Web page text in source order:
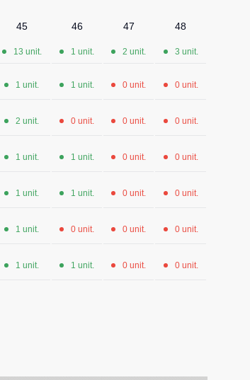
45 46 47 48
13 unit. 1 unit. 2 unit. 3 unit.
1 unit. 1 unit. 0 unit. 0 unit.
2 unit. 0 unit. 0 unit. 0 unit.
1 unit. 1 unit. 0 unit. 0 unit.
1 unit. 1 unit. 0 unit. 0 unit.
1 unit. 0 unit. 0 unit. 0 unit.
1 unit. 1 unit. 0 unit. 0 unit.